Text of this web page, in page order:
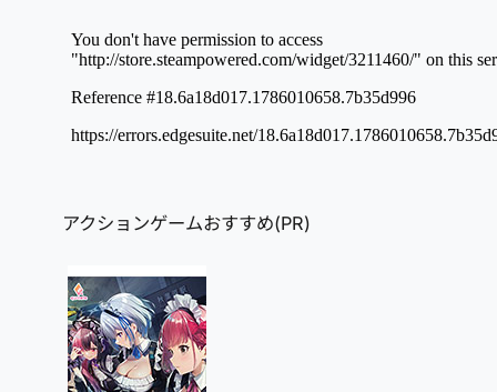
アクションゲームおすすめ(PR)